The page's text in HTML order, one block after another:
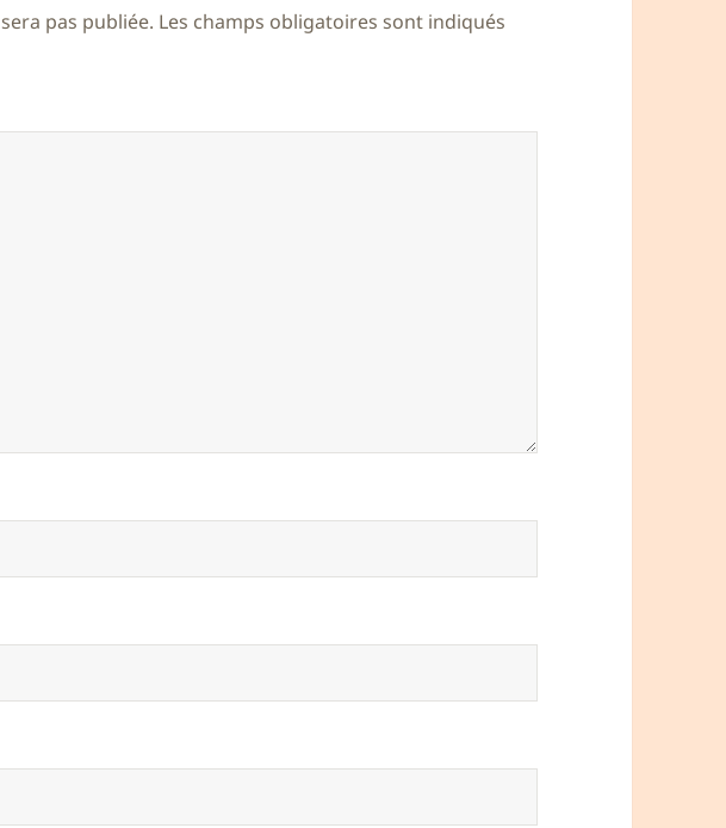
pas publiée. Les champs obligatoires sont indiqués